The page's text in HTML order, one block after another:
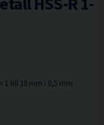
1 till 10 mm i 0,5 mm